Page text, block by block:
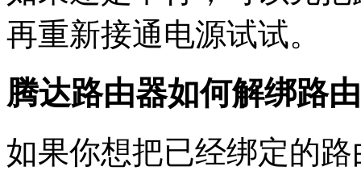
再重新接通电源试试。
腾达路由器如何解绑路
如果你想把已经绑定的